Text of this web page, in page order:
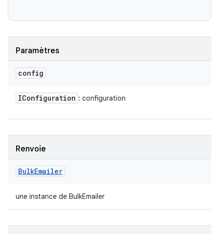
Paramètres
config
IConfiguration : configuration
Renvoie
BulkEmailer
une instance de BulkEmailer